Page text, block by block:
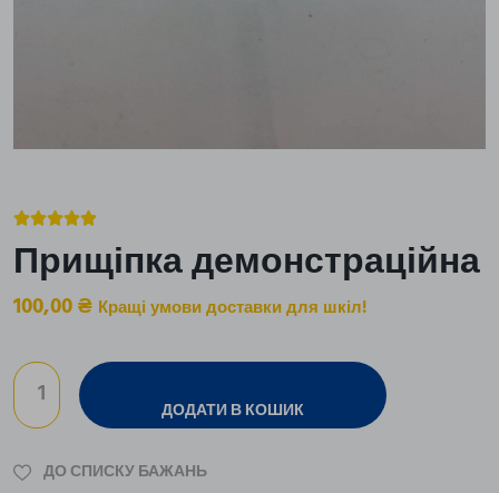

Прищіпка демонстраційна
100,00₴ Кращі умови доставки для шкіл!
ДОДАТИ В КОШИК
ДО СПИСКУ БАЖАНЬ